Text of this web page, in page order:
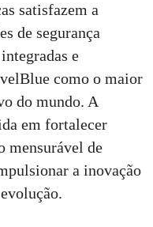
satisfazem a
de segurança
e
como o maior
do mundo. A
em fortalecer
mensurável de
a inovação